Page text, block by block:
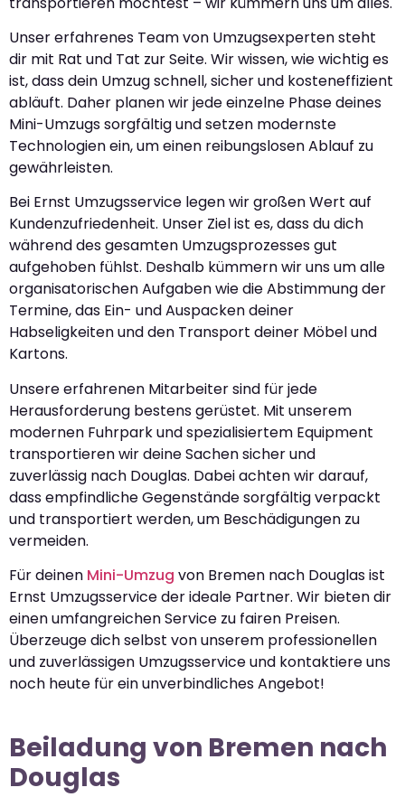
Unser erfahrenes Team von Umzugsexperten steht
dir mit Rat und Tat zur Seite. Wir wissen, wie wichtig es
ist, dass dein Umzug schnell, sicher und kosteneffizient
abläuft. Daher planen wir jede einzelne Phase deines
Mini-Umzugs sorgfältig und setzen modernste
Technologien ein, um einen reibungslosen Ablauf zu
gewährleisten.
Bei Ernst Umzugsservice legen wir großen Wert auf
Kundenzufriedenheit. Unser Ziel ist es, dass du dich
während des gesamten Umzugsprozesses gut
aufgehoben fühlst. Deshalb kümmern wir uns um alle
organisatorischen Aufgaben wie die Abstimmung der
Termine, das Ein- und Auspacken deiner
Habseligkeiten und den Transport deiner Möbel und
Kartons.
Unsere erfahrenen Mitarbeiter sind für jede
Herausforderung bestens gerüstet. Mit unserem
modernen Fuhrpark und spezialisiertem Equipment
transportieren wir deine Sachen sicher und
zuverlässig nach Douglas. Dabei achten wir darauf,
dass empfindliche Gegenstände sorgfältig verpackt
und transportiert werden, um Beschädigungen zu
vermeiden.
Für deinen Mini-Umzug von Bremen nach Douglas ist
Ernst Umzugsservice der ideale Partner. Wir bieten dir
einen umfangreichen Service zu fairen Preisen.
Überzeuge dich selbst von unserem professionellen
und zuverlässigen Umzugsservice und kontaktiere uns
noch heute für ein unverbindliches Angebot!
Beiladung von Bremen nach
Douglas